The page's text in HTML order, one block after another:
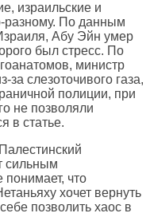
израильские и
разному. По данным
Абу Эйн умер
был стресс. По
министр
слезоточивого газа,
полиции, при
не позволяли
в статье.
сильным
понимает, что
хочет вернуть
позволить хаос в